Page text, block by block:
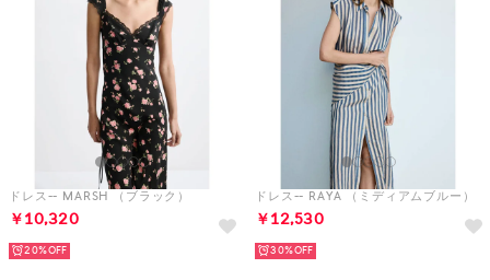
ドレス-- MARSH （ブラック）
￥10,320
20%
ドレス-- RAYA （ミディアムブルー）
￥12,530
30%